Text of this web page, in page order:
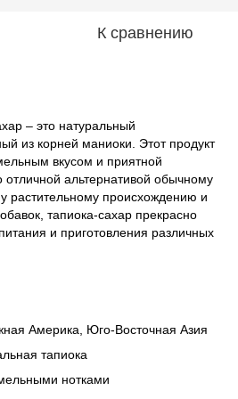
К сравнению
– это натуральный
из корней маниоки. Этот продукт
вкусом и приятной
отличной альтернативой обычному
растительному происхождению и
тапиока-сахар прекрасно
и приготовления различных
Америка, Юго-Восточная Азия
тапиока
нотками